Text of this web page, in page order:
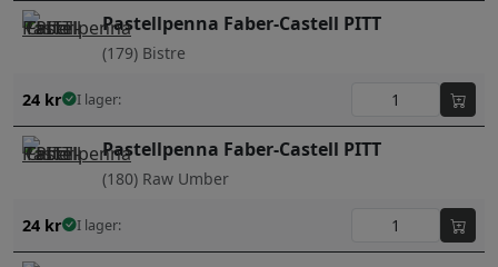
Pastellpenna Faber-Castell PITT
(179) Bistre
24 kr I lager:
Pastellpenna Faber-Castell PITT
(180) Raw Umber
24 kr I lager: